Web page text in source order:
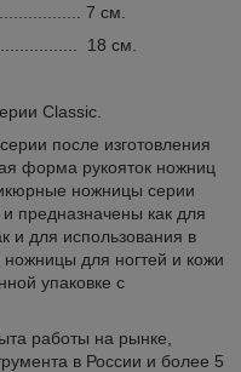
7 см.
18 см.
Classic.
после изготовления
форма рукояток ножниц
ножницы серии
предназначены как для
и для использования в
для ногтей и кожи
упаковке с
работы на рынке,
в России и более 5